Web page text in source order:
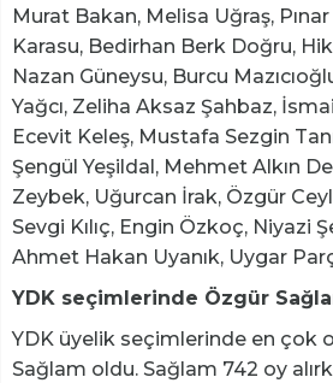
Murat Bakan, Melisa Uğraş,
Karasu, Bedirhan Berk Doğru,
Nazan Güneysu, Burcu
Yağcı, Zeliha Aksaz Şahbaz,
Ecevit Keleş, Mustafa Sezgin
Şengül Yeşildal, Mehmet Alkın
Zeybek, Uğurcan İrak, Özgür
Sevgi Kılıç, Engin Özkoç, Niyazi
Ahmet Hakan Uyanık, Uygar
YDK seçimlerinde Özgür
YDK üyelik seçimlerinde en çok
Sağlam oldu. Sağlam 742 oy